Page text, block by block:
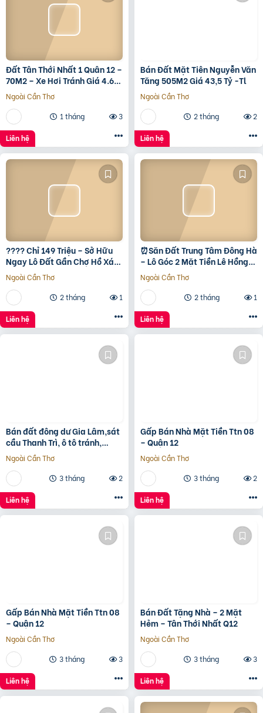
Đất Tân Thới Nhất 1 Quân 12 –
70M2 – Xe Hơi Tránh Giá 4.6
Tỷ – Shr
Ngoài Cần Thơ
1 tháng
3
Liên hệ
Bán Đất Mặt Tiên Nguyễn Văn
Tăng 505M2 Giá 43,5 Tỷ -Tl
Ngoài Cần Thơ
2 tháng
2
Liên hệ
???? Chỉ 149 Triệu – Sở Hữu
Ngay Lô Đất Gần Chợ Hồ Xá,
Cơ Hội Đầu Tư Giá Rẻ Hiếm
Có! ???? Vị trí:
Ngoài Cần Thơ
2 tháng
1
Liên hệ
⏰️Săn Đất Trung Tâm Đông Hà
– Lô Góc 2 Mặt Tiền Lê Hồng
Phong, Giá Chỉ 1 Tỷ 5Xx ????
Ngoài Cần Thơ
2 tháng
1
Liên hệ
Bán đất đông dư Gia Lâm,sát
cầu Thanh Trì, ô tô tránh,
60m, MT4m, 7 tỷ
Ngoài Cần Thơ
3 tháng
2
Liên hệ
Gấp Bán Nhà Mặt Tiền Ttn 08
– Quận 12
Ngoài Cần Thơ
3 tháng
2
Liên hệ
Gấp Bán Nhà Mặt Tiền Ttn 08
– Quận 12
Ngoài Cần Thơ
3 tháng
3
Liên hệ
Bán Đất Tặng Nhà – 2 Mặt
Hẻm – Tân Thới Nhất Q12
Ngoài Cần Thơ
3 tháng
3
Liên hệ